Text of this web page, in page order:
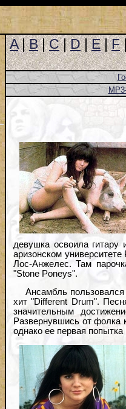
A|B|C|D|E|F
девушка освоила
аризонском
Лос-Анжелес. Там
"Stone Poneys".
Ансамбль
хит "Different Drum".
значительным
Развернувшись от фолка
однако ее первая